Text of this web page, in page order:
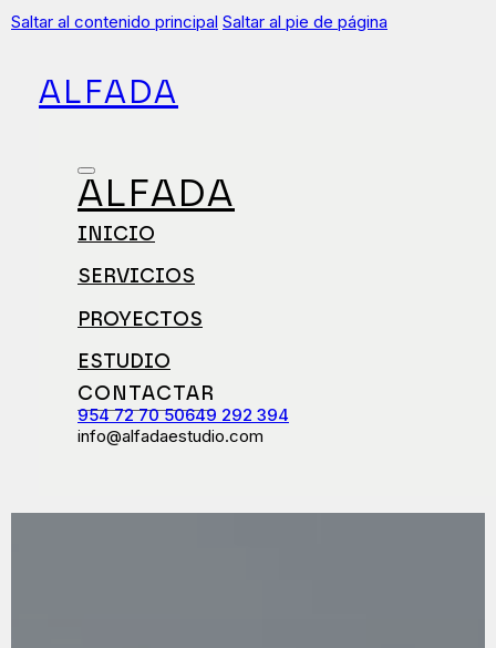
Saltar al contenido principal Saltar al pie de página
ALFADA
ALFADA
INICIO
SERVICIOS
PROYECTOS
ESTUDIO
CONTACTAR
954 72 70 50649 292 394
info@alfadaestudio.com